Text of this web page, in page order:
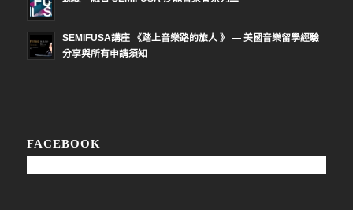
SEMIFUSA講座 《踏上音樂路的旅人 》 — 美國音樂留學經驗
分享與所有申請須知
FACEBOOK